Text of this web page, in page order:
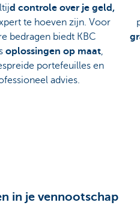
d controle over je geld,
te hoeven zijn. Voor
bedragen biedt KBC
oplossingen op maat,
portefeuilles en
advies.
in je vennootschap